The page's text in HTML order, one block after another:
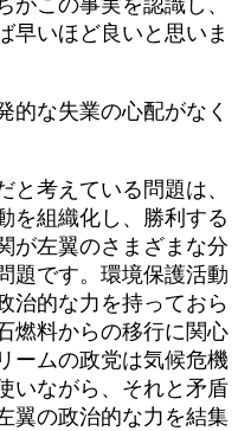
早いほど良いと思いま
的な失業の心配がなく
と考えている問題は、
を組織化し、勝利する
が左翼のさまざまな分
題です。環境保護活動
治的な力を持っておら
燃料からの移行に関心
ームの政党は気候危機
いながら、それと矛盾
翼の政治的な力を結集